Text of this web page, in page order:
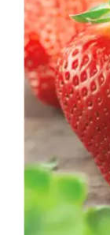
Coșul meu